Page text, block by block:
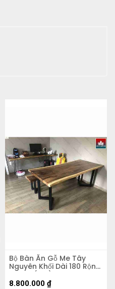
Bộ Bàn Ăn Gỗ Me Tây
Nguyên Khối Dài 180 Rộng
75-80 (cm)
8.800.000 ₫